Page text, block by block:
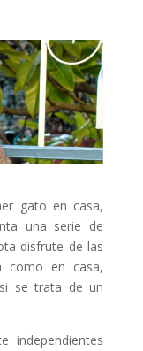
gato en casa,
una serie de
disfrute de las
como en casa,
se trata de un
independientes